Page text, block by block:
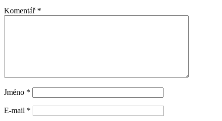
Komentář *
Jméno *
E-mail *